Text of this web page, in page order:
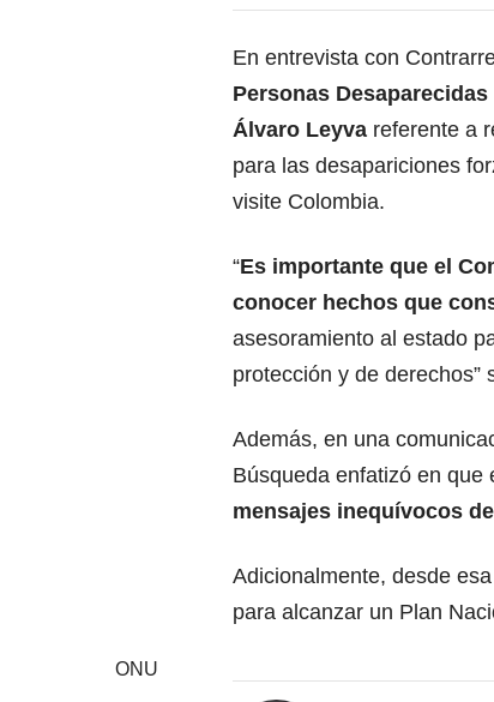
En entrevista con
Personas
Álvaro Leyva referente a
para las desapariciones
visite Colombia.
“Es importante que el
conocer hechos que
asesoramiento al estado
protección y de derechos”
Además, en una
Búsqueda enfatizó en que
mensajes inequívocos
Adicionalmente, desde
para alcanzar un Plan
ONU